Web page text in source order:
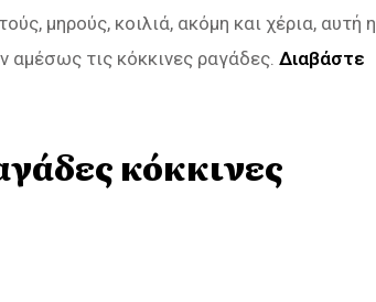
μηρούς, κοιλιά, ακόμη και χέρια, αυτή η
αμέσως τις κόκκινες ραγάδες. Διαβάστε
κόκκινες